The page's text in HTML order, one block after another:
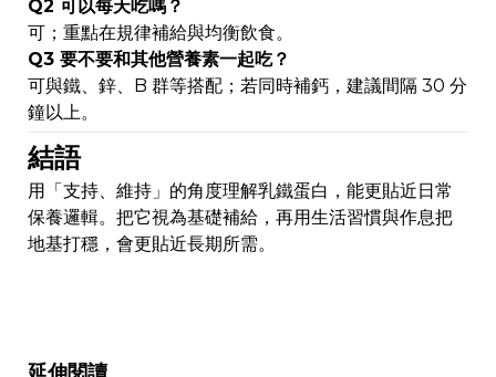
Q2 可以每天吃嗎？
可；重點在規律補給與均衡飲食。
Q3 要不要和其他營養素一起吃？
可與鐵、鋅、B 群等搭配；若同時補鈣，建議間隔 30 分
鐘以上。
結語
用「支持、維持」的角度理解乳鐵蛋白，能更貼近日常
保養邏輯。把它視為基礎補給，再用生活習慣與作息把
地基打穩，會更貼近長期所需。